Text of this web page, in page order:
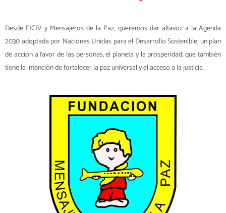
Desde FICIV y Mensajeros de la Paz, queremos dar altavoz a la Agenda
2030 adoptada por Naciones Unidas para el Desarrollo Sostenible, un plan
de acción a favor de las personas, el planeta y la prosperidad, que también
tiene la intención de fortalecer la paz universal y el acceso a la justicia.